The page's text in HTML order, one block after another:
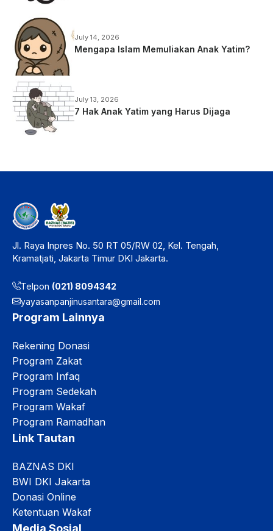
July 14, 2026
Mengapa Islam Memuliakan Anak Yatim?
July 13, 2026
7 Hak Anak Yatim yang Harus Dijaga
Jl. Raya Inpres No. 50 RT 05/RW 02, Kel. Tengah,
Kramatjati, Jakarta Timur DKI Jakarta.
Telpon (021) 8094342
yayasanpanjinusantara@gmail.com
Program Lainnya
Rekening Donasi
Program Zakat
Program Infaq
Program Sedekah
Program Wakaf
Program Ramadhan
Link Tautan
BAZNAS DKI
BWI DKI Jakarta
Donasi Online
Ketentuan Wakaf
Media Sosial